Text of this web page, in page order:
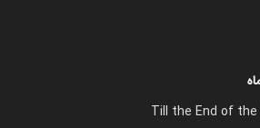
Till the End of the